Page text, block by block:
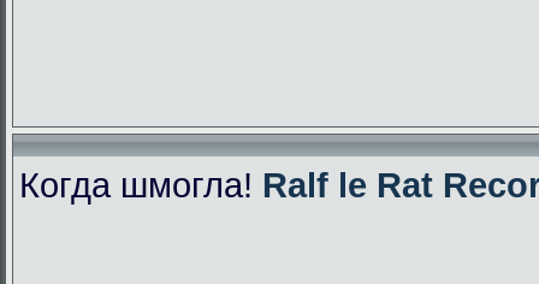
Когда шмогла! Ralf le Rat